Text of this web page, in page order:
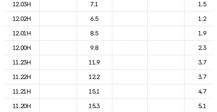
12.03H
7.1
1.5
12.02H
6.5
1.2
12.01H
8.5
1.9
12.00H
9.8
2.3
11.23H
11.9
3.7
11.22H
12.2
3.7
11.21H
15.1
4.7
11.20H
15.3
5.1